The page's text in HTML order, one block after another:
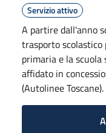
Servizio attivo
A partire dall'anno
trasporto scolastico
primaria e la scuola
affidato in
(Autolinee Toscane).